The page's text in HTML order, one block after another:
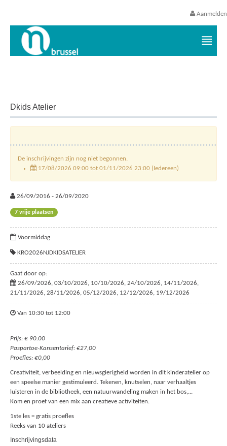
Aanmelden
Dkids Atelier
De inschrijvingen zijn nog niet begonnen.
17/08/2026 09:00 tot 01/11/2026 23:00 (Iedereen)
26/09/2016 - 26/09/2020
7 vrije plaatsen
Voormiddag
KRO2026NJDKIDSATELIER
Gaat door op:
26/09/2026, 03/10/2026, 10/10/2026, 24/10/2026, 14/11/2026,
21/11/2026, 28/11/2026, 05/12/2026, 12/12/2026, 19/12/2026
Van 10:30 tot 12:00
Prijs: € 90.00
Paspartoe-Kansentarief: €27,00
Proefles: €0,00
Creativiteit, verbeelding en nieuwsgierigheid worden in dit kinderatelier op
een speelse manier gestimuleerd. Tekenen, knutselen, naar verhaaltjes
luisteren in de bibliotheek, een natuurwandeling maken in het bos,...
Kom en proef van een mix aan creatieve activiteiten.
1ste les = gratis proefles
Reeks van 10 ateliers
Inschrijvingsdata